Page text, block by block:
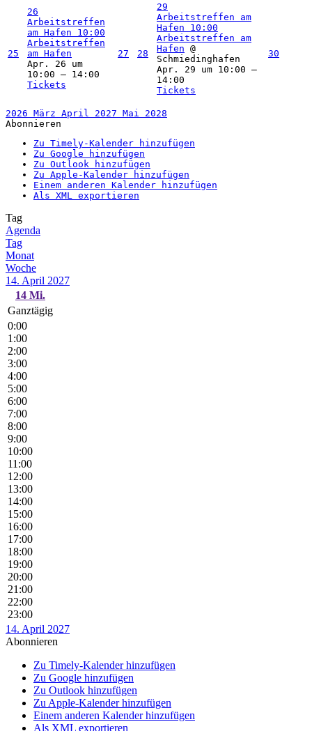
25
26
Arbeitstreffen
am Hafen 10:00
Arbeitstreffen
am Hafen
Apr. 26 um
10:00 – 14:00
Tickets
27 28
29
Arbeitstreffen am
Hafen 10:00
Arbeitstreffen am
Hafen @
Schmiedinghafen
Apr. 29 um 10:00 –
14:00
Tickets
30
2026 März April 2027 Mai 2028
Abonnieren
Zu Timely-Kalender hinzufügen
Zu Google hinzufügen
Zu Outlook hinzufügen
Zu Apple-Kalender hinzufügen
Einem anderen Kalender hinzufügen
Als XML exportieren
Tag
Agenda
Tag
Monat
Woche
14. April 2027
14 Mi.
Ganztägig
0:00
1:00
2:00
3:00
4:00
5:00
6:00
7:00
8:00
9:00
10:00
11:00
12:00
13:00
14:00
15:00
16:00
17:00
18:00
19:00
20:00
21:00
22:00
23:00
14. April 2027
Abonnieren
Zu Timely-Kalender hinzufügen
Zu Google hinzufügen
Zu Outlook hinzufügen
Zu Apple-Kalender hinzufügen
Einem anderen Kalender hinzufügen
Als XML exportieren